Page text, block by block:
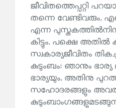
ജീവിതത്തെപ്പറ്റി
തന്നെ വേണ്ടിവരും.
എന്ന
കിട്ടും. പക്ഷെ അതിൽ
സ്വകാര്യജീവിതം
കുടുംബം: ഞാനും
ഭാര്യയും. അതിനു
സഹോദരങ്ങളും